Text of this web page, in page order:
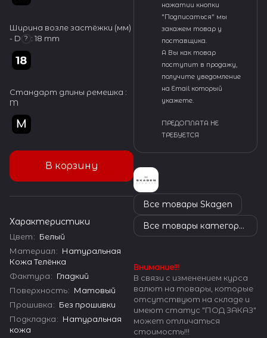
Ширина возле застёжки (мм)
- D ? : 18 mm
Стандарт длины ремешка :
M
В корзину
Характеристики
Цвет: Белый
Материал: Натуральная
Кожа Телёнка
Фактура: Гладкий
Поверхность: Матовый
Прошивка: Без прошивки
Подкладка: Натуральная
кожа
нажатии кнопки
"Подписаться" мы
закажем товар у
поставщика.
А Вы как товар
поступит в продажу,
получите уведомление
на Email который
укажете.
ПРЕДОПЛАТА НЕ
ТРЕБУЕТСЯ
Все товары Skagen
Все товары категории
Внимание!!!
В связи с изменением курса
валют на товары, которые
отсутствуют на складе и
имеют статус "ПОД ЗАКАЗ"
может отличаться
стоимость!!!